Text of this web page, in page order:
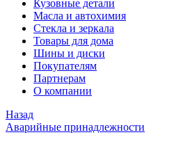
Кузовные детали
Масла и автохимия
Стекла и зеркала
Товары для дома
Шины и диски
Покупателям
Партнерам
О компании
Назад
Аварийные принадлежности